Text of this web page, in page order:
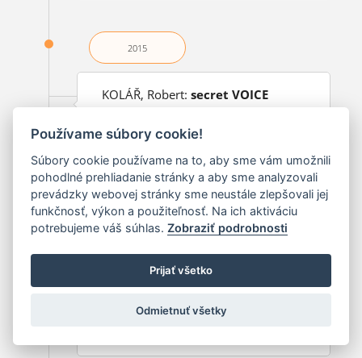
2015
KOLÁŘ, Robert: secret VOICE
Hudobný život, 2015, year 47, no. 5, p. 37
2015
URSÍNYOVÁ, Terézia:Dvakrát Eva
Šušková, tajný hlas [recenzia CD]
tajny-hlas
(opens in a new window)
Používame súbory cookie!
Súbory cookie používame na to, aby sme vám umožnili
pohodlné prehliadanie stránky a aby sme analyzovali
prevádzky webovej stránky sme neustále zlepšovali jej
funkčnosť, výkon a použiteľnosť. Na ich aktiváciu
potrebujeme váš súhlas.Zobraziť podrobnosti
Prijať všetko
Odmietnuť všetky